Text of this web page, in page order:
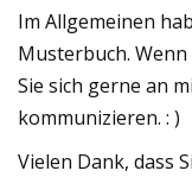
Im Allgemeinen
Musterbuch.
Sie sich gerne an
kommunizieren. : )
Vielen Dank, dass